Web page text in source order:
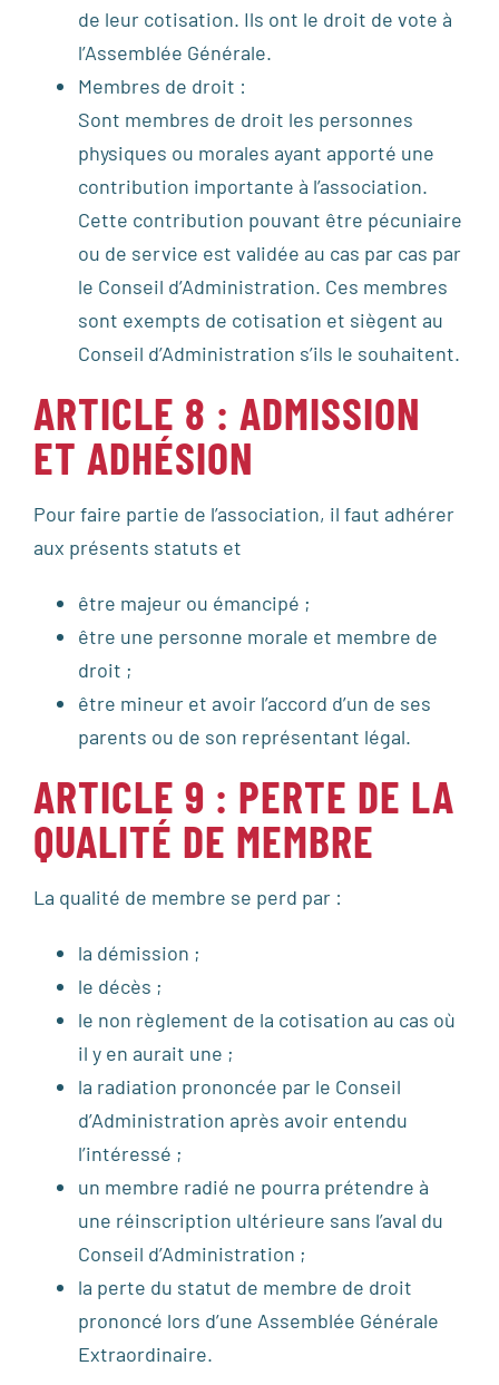
de leur cotisation. Ils ont le droit de vote à
l’Assemblée Générale.
Membres de droit :
Sont membres de droit les personnes
physiques ou morales ayant apporté une
contribution importante à l’association.
Cette contribution pouvant être pécuniaire
ou de service est validée au cas par cas par
le Conseil d’Administration. Ces membres
sont exempts de cotisation et siègent au
Conseil d’Administration s’ils le souhaitent.
ARTICLE 8 : ADMISSION
ET ADHÉSION
Pour faire partie de l’association, il faut adhérer
aux présents statuts et
être majeur ou émancipé ;
être une personne morale et membre de
droit ;
être mineur et avoir l’accord d’un de ses
parents ou de son représentant légal.
ARTICLE 9 : PERTE DE LA
QUALITÉ DE MEMBRE
La qualité de membre se perd par :
la démission ;
le décès ;
le non règlement de la cotisation au cas où
il y en aurait une ;
la radiation prononcée par le Conseil
d’Administration après avoir entendu
l’intéressé ;
un membre radié ne pourra prétendre à
une réinscription ultérieure sans l’aval du
Conseil d’Administration ;
la perte du statut de membre de droit
prononcé lors d’une Assemblée Générale
Extraordinaire.